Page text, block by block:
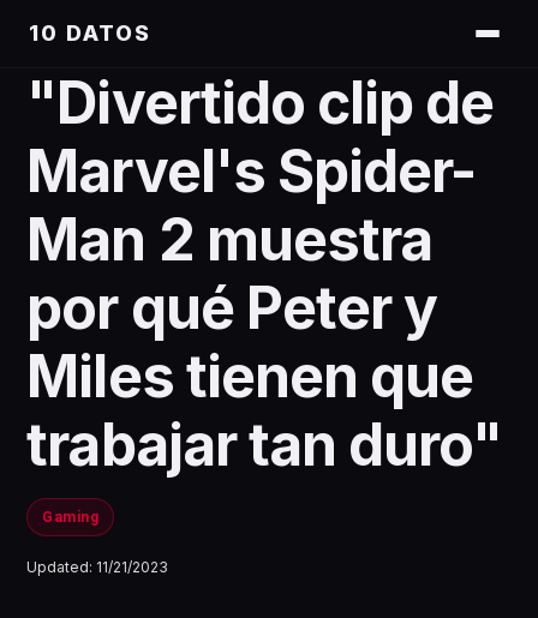
10 DATOS
"Divertido clip de
Marvel's Spider-
Man 2 muestra
por qué Peter y
Miles tienen que
trabajar tan duro"
Gaming
Updated: 11/21/2023